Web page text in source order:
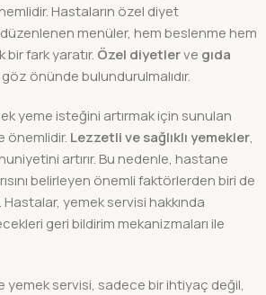
Hastaların özel diyet
menüler, hem beslenme hem
bir fark yaratır. Özel diyetlerve gıda
önünde bulundurulmalıdır.
yeme isteğini artırmak için sunulan
önemlidir. Lezzetli ve sağlıklı yemekler,
artırır. Bu nedenle, hastane
belirleyen önemli faktörlerden biri de
yemek servisi hakkında
geri bildirim mekanizmaları ile
servisi, sadece bir ihtiyaç değil,